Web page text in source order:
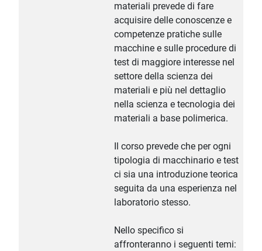
materiali prevede di fare
acquisire delle conoscenze e
competenze pratiche sulle
macchine e sulle procedure di
test di maggiore interesse nel
settore della scienza dei
materiali e più nel dettaglio
nella scienza e tecnologia dei
materiali a base polimerica.
Il corso prevede che per ogni
tipologia di macchinario e test
ci sia una introduzione teorica
seguita da una esperienza nel
laboratorio stesso.
Nello specifico si
affronteranno i seguenti temi: